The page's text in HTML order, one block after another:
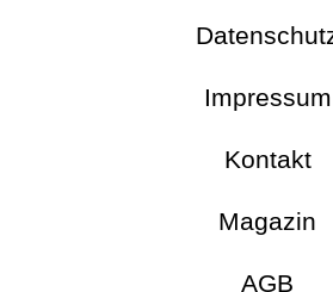
Impressum
Kontakt
Magazin
AGB